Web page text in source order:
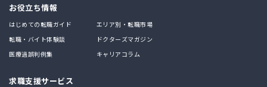
お役立ち情報
はじめての転職ガイド
エリア別・転職市場
転職・バイト体験談
ドクターズマガジン
医療過誤判例集
キャリアコラム
求職支援サービス